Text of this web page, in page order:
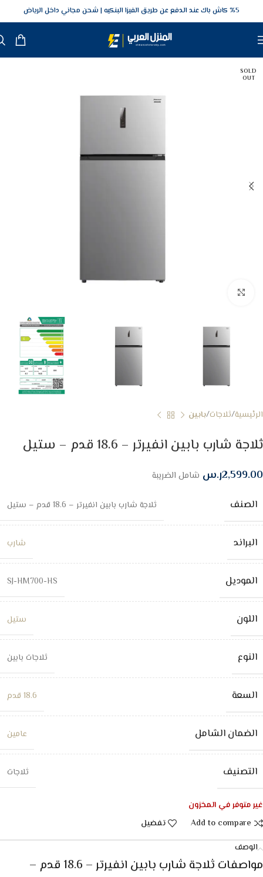
5‎% كاش باك عند الدفع عن طريق الفيزا البنكيه شحن مجاني داخل الرياض
SOLD
OUT
الرئيسية ثلاجات بابين
ثلاجة شارب بابين انفيرتر – 18.6 قدم – ستيل
2,599.00ر.س شامل الضريبة
الصنف ثلاجة شارب بابين انفيرتر – 18.6 قدم – ستيل
البراند شارب
الموديل SJ-HM700-HS
اللون ستيل
النوع ثلاجات بابين
السعة 18.6 قدم
الضمان الشامل عامين
التصنيف ثلاجات
غير متوفر في المخزون
Add to compare
تفضيل
الوصف
مواصفات ثلاجة شارب بابين انفيرتر – 18.6 قدم –